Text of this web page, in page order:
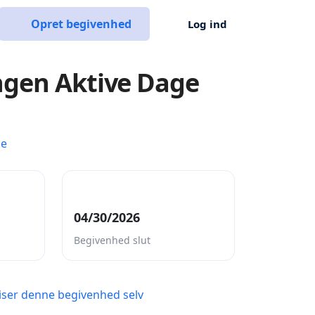
Opret begivenhed Log ind
Aktive Dage
04/30/2026
Begivenhed slut
denne begivenhed selv